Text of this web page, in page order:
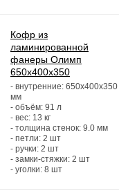
Кофр из
ламинированной
фанеры Олимп
650х400х350
- внутренние: 650х400х350
мм
- объём: 91 л
- вес: 13 кг
- толщина стенок: 9.0 мм
- петли: 2 шт
- ручки: 2 шт
- замки-стяжки: 2 шт
- уголки: 8 шт